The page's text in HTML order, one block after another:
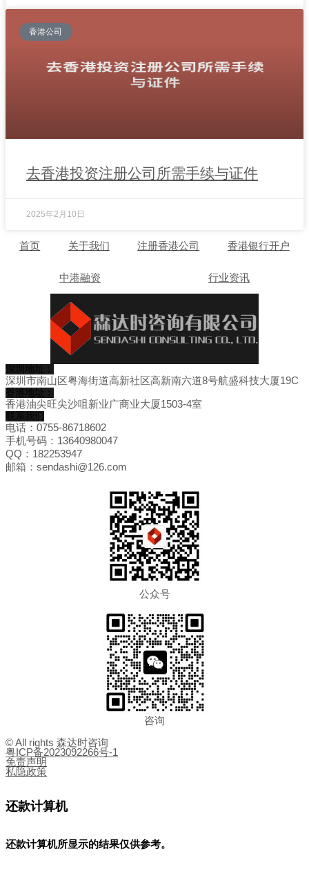
香港公司
去香港投资注册公司所需手续与证件
2025年2月10日
首页 关于我们 注册香港公司 香港银行开户
中港融资 行业资讯
深圳市南山区粤海街道高新社区高新南六道8号航盛科技大厦19C
香港油尖旺尖沙咀新业广商业大厦1503-4室
电话：0755-86718602
手机号码：13640980047
QQ：182253947
邮箱：sendashi@126.com
公众号
咨询
© All rights 森达时咨询
粤ICP备2023092266号-1
免责声明
私隐政策
还款计算机
还款计算机所显示的结果仅供参考。